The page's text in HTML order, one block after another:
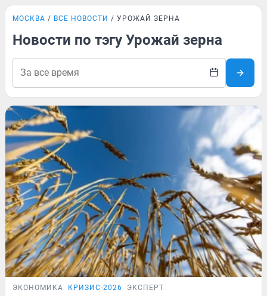
МОСКВА ВСЕ НОВОСТИ УРОЖАЙ ЗЕРНА
Новости по тэгу Урожай зерна
ЭКОНОМИКА КРИЗИС-2026 ЭКСПЕРТ